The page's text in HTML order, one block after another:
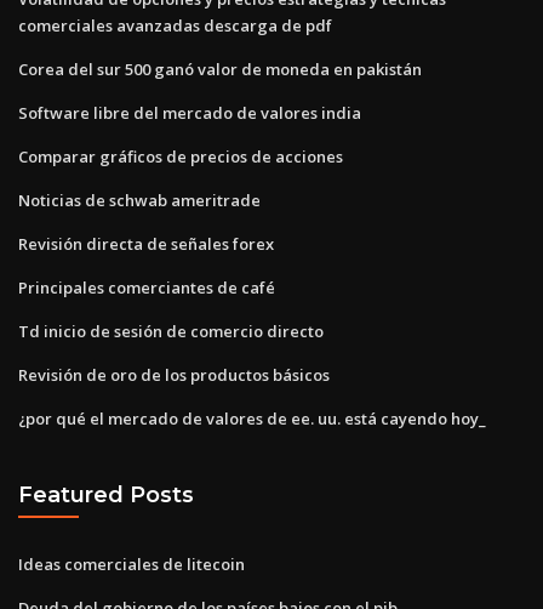
comerciales avanzadas descarga de pdf
Corea del sur 500 ganó valor de moneda en pakistán
Software libre del mercado de valores india
Comparar gráficos de precios de acciones
Noticias de schwab ameritrade
Revisión directa de señales forex
Principales comerciantes de café
Td inicio de sesión de comercio directo
Revisión de oro de los productos básicos
¿por qué el mercado de valores de ee. uu. está cayendo hoy_
Featured Posts
Ideas comerciales de litecoin